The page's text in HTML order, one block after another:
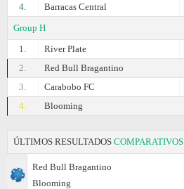
4.
Barracas Central
Group H
1.
River Plate
2.
Red Bull Bragantino
3.
Carabobo FC
4.
Blooming
ÚLTIMOS RESULTADOS COMPARATIVOS
Red Bull Bragantino
Blooming